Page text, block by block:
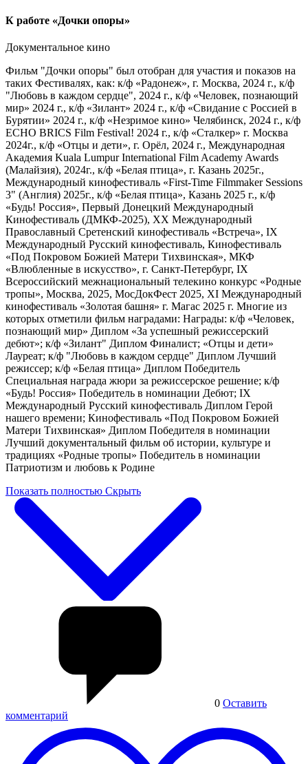
К работе «Дочки опоры»
Документальное кино
Фильм "Дочки опоры" был отобран для участия и показов на
таких Фестивалях, как: к/ф «Радонеж», г. Москва, 2024 г., к/ф
"Любовь в каждом сердце", 2024 г., к/ф «Человек, познающий
мир» 2024 г., к/ф «Зилант» 2024 г., к/ф «Свидание с Россией в
Бурятии» 2024 г., к/ф «Незримое кино» Челябинск, 2024 г., к/ф
ECHO BRICS Film Festival! 2024 г., к/ф «Сталкер» г. Москва
2024г., к/ф «Отцы и дети», г. Орёл, 2024 г., Международная
Академия Kuala Lumpur International Film Academy Awards
(Малайзия), 2024г., к/ф «Белая птица», г. Казань 2025г.,
Международный кинофестиваль «First-Time Filmmaker Sessions
3" (Англия) 2025г., к/ф «Белая птица», Казань 2025 г., к/ф
«Будь! Россия», Первый Донецкий Международный
Кинофестиваль (ДМКФ-2025), XX Международный
Православный Сретенский кинофестиваль «Встреча», IX
Международный Русский кинофестиваль, Кинофестиваль
«Под Покровом Божией Матери Тихвинская», МКФ
«Влюбленные в искусство», г. Санкт-Петербург, IX
Всероссийский межнациональный телекино конкурс «Родные
тропы», Москва, 2025, МосДокФест 2025, XI Международный
кинофестиваль «Золотая башня» г. Магас 2025 г. Многие из
которых отметили фильм наградами: Награды: к/ф «Человек,
познающий мир» Диплом «За успешный режиссерский
дебют»; к/ф «Зилант" Диплом Финалист; «Отцы и дети»
Лауреат; к/ф "Любовь в каждом сердце" Диплом Лучший
режиссер; к/ф «Белая птица» Диплом Победитель
Специальная награда жюри за режиссерское решение; к/ф
«Будь! Россия» Победитель в номинации Дебют; IX
Международный Русский кинофестиваль Диплом Герой
нашего времени; Кинофестиваль «Под Покровом Божией
Матери Тихвинская» Диплом Победителя в номинации
Лучший документальный фильм об истории, культуре и
традициях «Родные тропы» Победитель в номинации
Патриотизм и любовь к Родине
Показать полностью Скрыть
0 Оставить
комментарий